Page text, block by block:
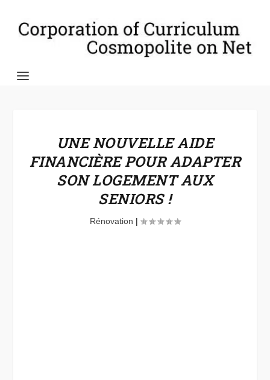
UNE NOUVELLE AIDE
FINANCIÈRE POUR ADAPTER
SON LOGEMENT AUX
SENIORS !
Rénovation |